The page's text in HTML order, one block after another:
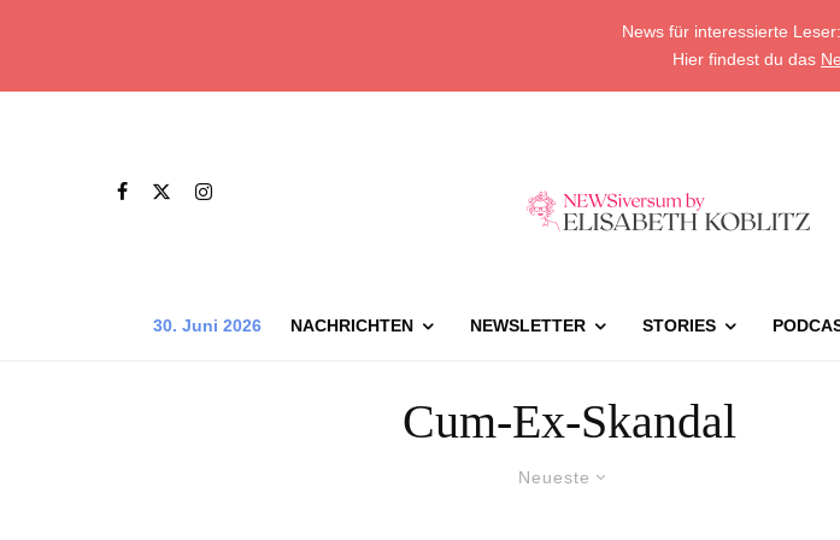
News für interessierte
Hier findest du das
30. Juni 2026 NACHRICHTEN NEWSLETTER STORIES
Cum-Ex-Skandal
Neueste